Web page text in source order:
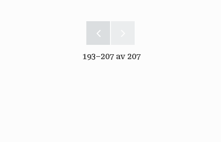
193–207 av 207